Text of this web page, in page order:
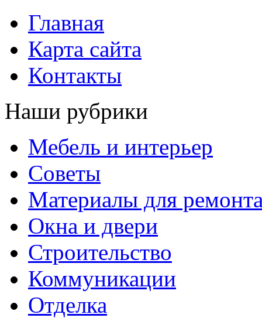
Главная
Карта сайта
Контакты
Наши рубрики
Мебель и интерьер
Советы
Материалы для
Окна и двери
Строительство
Коммуникации
Отделка